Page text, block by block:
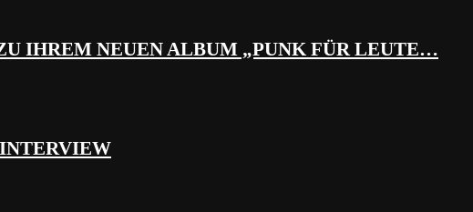
IHREM NEUEN ALBUM „PUNK FÜR LEUTE…